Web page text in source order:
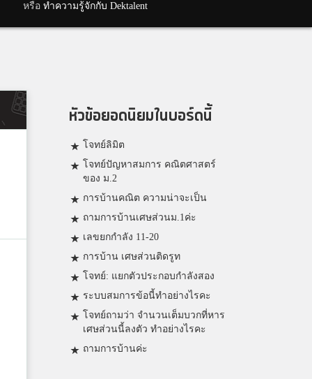
หรือ ทำความรู้จักกับ Dektalent
หัวข้อยอดนิยมในบอร์ดนี้
โจทย์ลิมิต
โจทย์ปัญหาสมการ คณิตศาสตร์
ของ ม.2
การบ้านคณิต ความน่าจะเป็น
ถามการบ้านเศษส่วนม.1ค่ะ
เลขยกกำลัง 11-20
การบ้าน เศษส่วนติดรูท
โจทย์: แยกตัวประกอบกำลังสอง
ระบบสมการข้อนี้ทำอย่างไรคะ
โจทย์ถามว่า จำนวนเต็มบวกที่หาร
เศษส่วนนี้ลงตัว ทำอย่างไรคะ
ถามการบ้านค่ะ